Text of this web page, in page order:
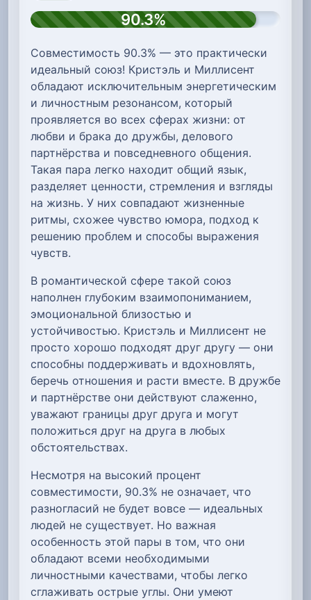
90.3%
Совместимость 90.3% — это практически
идеальный союз! Кристэль и Миллисент
обладают исключительным энергетическим
и личностным резонансом, который
проявляется во всех сферах жизни: от
любви и брака до дружбы, делового
партнёрства и повседневного общения.
Такая пара легко находит общий язык,
разделяет ценности, стремления и взгляды
на жизнь. У них совпадают жизненные
ритмы, схожее чувство юмора, подход к
решению проблем и способы выражения
чувств.
В романтической сфере такой союз
наполнен глубоким взаимопониманием,
эмоциональной близостью и
устойчивостью. Кристэль и Миллисент не
просто хорошо подходят друг другу — они
способны поддерживать и вдохновлять,
беречь отношения и расти вместе. В дружбе
и партнёрстве они действуют слаженно,
уважают границы друг друга и могут
положиться друг на друга в любых
обстоятельствах.
Несмотря на высокий процент
совместимости, 90.3% не означает, что
разногласий не будет вовсе — идеальных
людей не существует. Но важная
особенность этой пары в том, что они
обладают всеми необходимыми
личностными качествами, чтобы легко
сглаживать острые углы. Они умеют